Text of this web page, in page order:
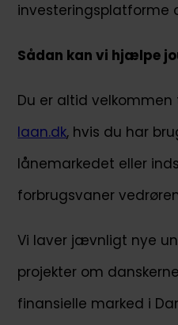
investeringsplatforme
Sådan kan vi hjælpe
Du er altid
laan.dk, hvis du har
lånemarkedet eller
forbrugsvaner
Vi laver jævnligt nye
projekter om
finansielle marked i